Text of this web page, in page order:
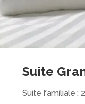
Suite
Suite familiale :